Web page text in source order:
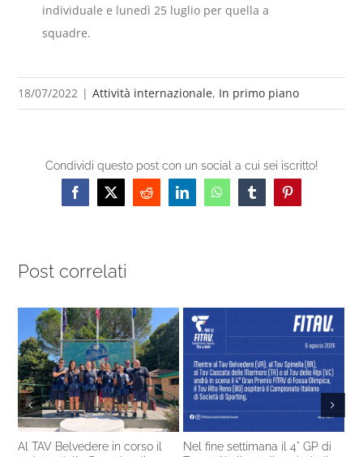
individuale e lunedì 25 luglio per quella a
squadre.
18/07/2022 | Attività internazionale, In primo piano
Condividi questo post con un social a cui sei iscritto!
Facebook
X RedditLinkedInWhatsAppTumblrPinterest
Post correlati
Al TAV Belvedere in corso il
Nel fine settimana il 4° GP di